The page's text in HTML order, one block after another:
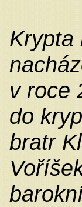
Krypta
v roce
do
bratr